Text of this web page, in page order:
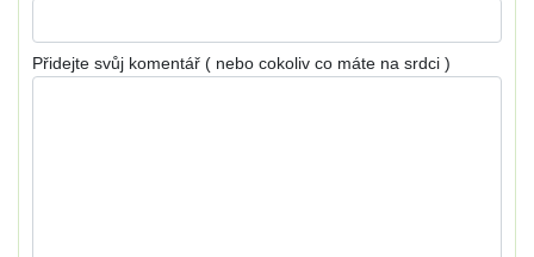
Přidejte svůj komentář ( nebo cokoliv co máte na srdci )